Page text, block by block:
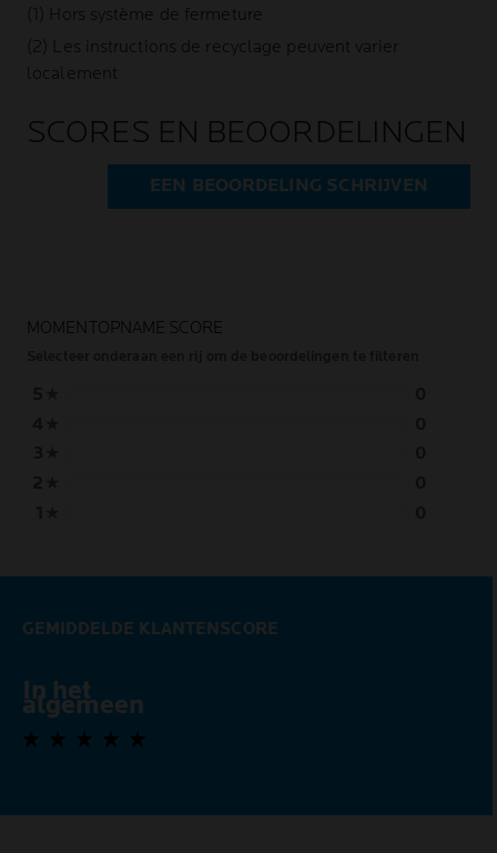
(1) Hors système de fermeture
(2) Les instructions de recyclage peuvent varier
localement
SCORES EN BEOORDELINGEN
EEN BEOORDELING SCHRIJVEN
MOMENTOPNAME SCORE
GEMIDDELDE KLANTENSCORE
In het
algemeen
0,0 out of 5 stars